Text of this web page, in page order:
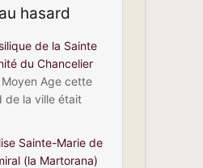
hasard
de la Sainte
du Chancelier
Moyen Age cette
de la ville était
Sainte-Marie de
(la Martorana)